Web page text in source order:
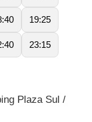
19:25
23:15
Plaza Sul /